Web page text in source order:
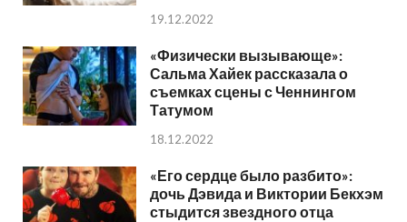
19.12.2022
«Физически вызывающе»:
Сальма Хайек рассказала о
съемках сцены с Ченнингом
Татумом
18.12.2022
«Его сердце было разбито»:
дочь Дэвида и Виктории Бекхэм
стыдится звездного отца